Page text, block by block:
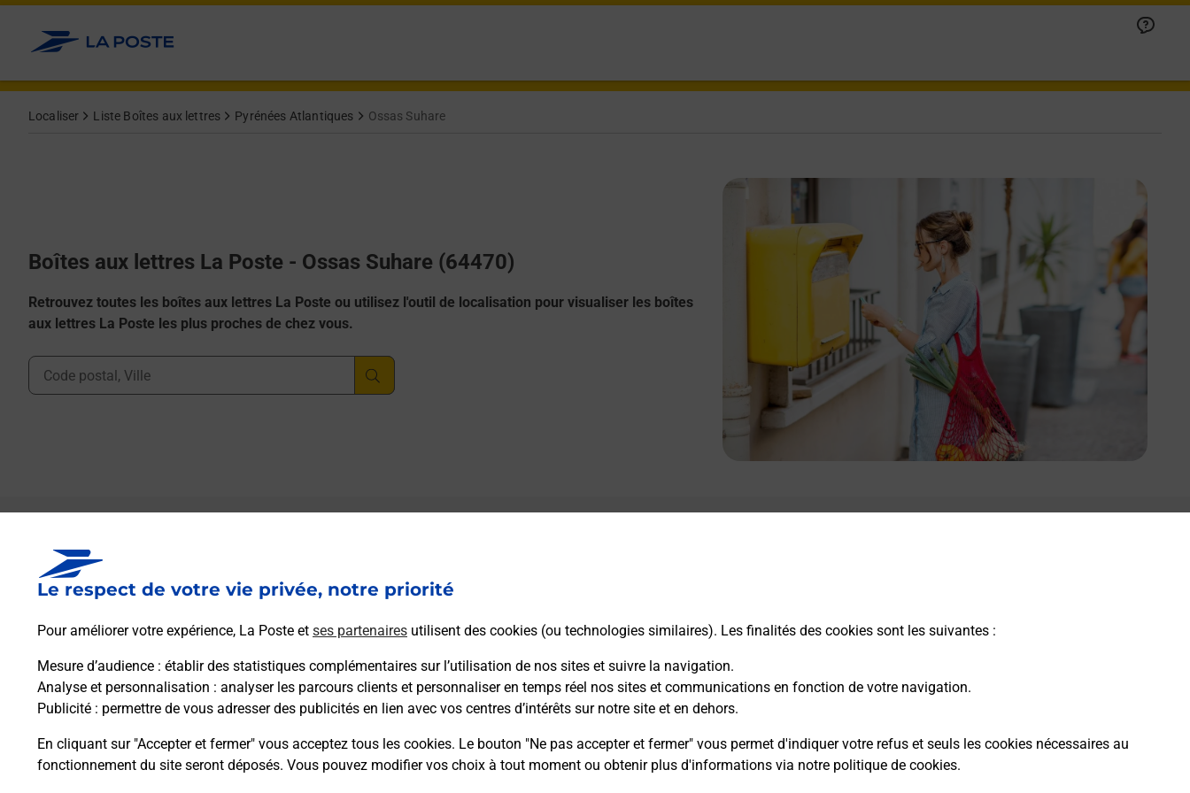
Le respect de votre vie privée, notre priorité
Pour améliorer votre expérience, La Poste et ses partenaires utilisent des cookies (ou technologies similaires). Les finalités des cookies sont les suivantes :
Mesure d’audience : établir des statistiques complémentaires sur l’utilisation de nos sites et suivre la navigation.
Analyse et personnalisation : analyser les parcours clients et personnaliser en temps réel nos sites et communications en fonction de votre navigation.
Publicité : permettre de vous adresser des publicités en lien avec vos centres d’intérêts sur notre site et en dehors.
En cliquant sur "Accepter et fermer" vous acceptez tous les cookies. Le bouton "Ne pas accepter et fermer" vous permet d'indiquer votre refus et seuls les cookies nécessaires au
fonctionnement du site seront déposés. Vous pouvez modifier vos choix à tout moment ou obtenir plus d'informations via notre politique de cookies.
Allez au contenu
Localiser Liste Boîtes aux lettres Pyrénées Atlantiques Ossas Suhare
Boîtes aux lettres La Poste - Ossas Suhare (64470)
Retrouvez toutes les boîtes aux lettres La Poste ou utilisez l'outil de localisation pour visualiser les boîtes
aux lettres La Poste les plus proches de chez vous.
Ville, Département, Code Postal
Boîte aux lettres La Poste
Prochaine collecte du courrier vendredià
64470 Ossas Suhare
Itinéraire
19 Rue De L Eglise
64470 Ossas Suhare